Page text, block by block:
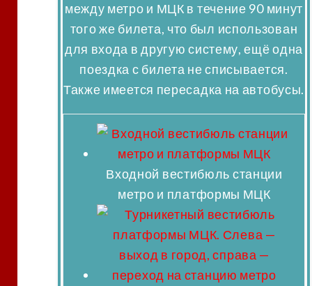
между метро и МЦК в течение 90 минут
того же билета, что был использован
для входа в другую систему, ещё одна
поездка с билета не списывается.
Также имеется пересадка на автобусы.
Входной вестибюль станции
метро и платформы МЦК